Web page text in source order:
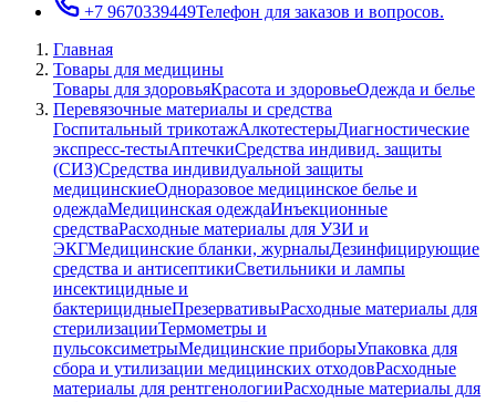
+7 9670339449Телефон для заказов и вопросов.
Главная
Товары для медицины
Товары для здоровьяКрасота и здоровьеОдежда и белье
Перевязочные материалы и средства
Госпитальный трикотажАлкотестерыДиагностические
экспресс-тестыАптечкиСредства индивид. защиты
(СИЗ)Средства индивидуальной защиты
медицинскиеОдноразовое медицинское белье и
одеждаМедицинская одеждаИнъекционные
средстваРасходные материалы для УЗИ и
ЭКГМедицинские бланки, журналыДезинфицирующие
средства и антисептикиСветильники и лампы
инсектицидные и
бактерицидныеПрезервативыРасходные материалы для
стерилизацииТермометры и
пульсоксиметрыМедицинские приборыУпаковка для
сбора и утилизации медицинских отходовРасходные
материалы для рентгенологииРасходные материалы для